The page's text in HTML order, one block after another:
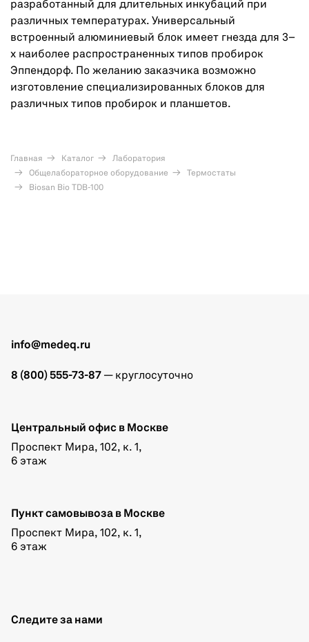
разработанный для длительных инкубаций при
различных температурах. Универсальный
встроенный алюминиевый блок имеет гнезда для 3–
х наиболее распространенных типов пробирок
Эппендорф. По желанию заказчика возможно
изготовление специализированных блоков для
различных типов пробирок и планшетов.
Главная Каталог
Лаборатория
Общелабораторное оборудование
Термостаты
Biosan Bio TDB-100
info@medeq.ru
8 (800) 555-73-87 — круглосуточно
Центральный офис в Москве
Проспект Мира, 102, к. 1,
6 этаж
Пункт самовывоза в Москве
Проспект Мира, 102, к. 1,
6 этаж
Следите за нами